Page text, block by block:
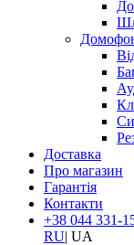
Доставка
Про магазин
Гарантія
Контакти
+38 044 331-
RU| UA